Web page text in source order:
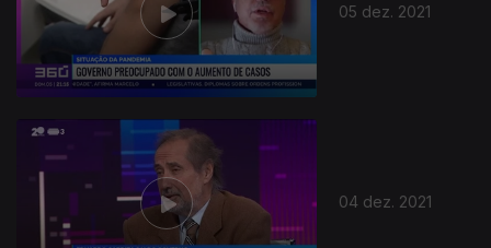
05 dez. 2021
04 dez. 2021